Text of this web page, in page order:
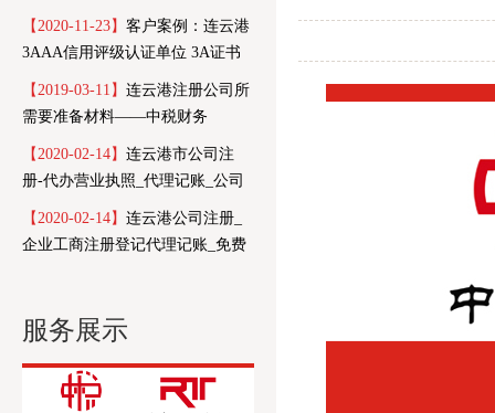
信用报告
【2020-11-23】 客户案例：连云港
3AAA信用评级认证单位 3A证书
样本
【2019-03-11】 连云港注册公司所
需要准备材料——中税财务
【2020-02-14】 连云港市公司注
册-代办营业执照_代理记账_公司
注销-中税财务
【2020-02-14】 连云港公司注册_
企业工商注册登记代理记账_免费
服务展示